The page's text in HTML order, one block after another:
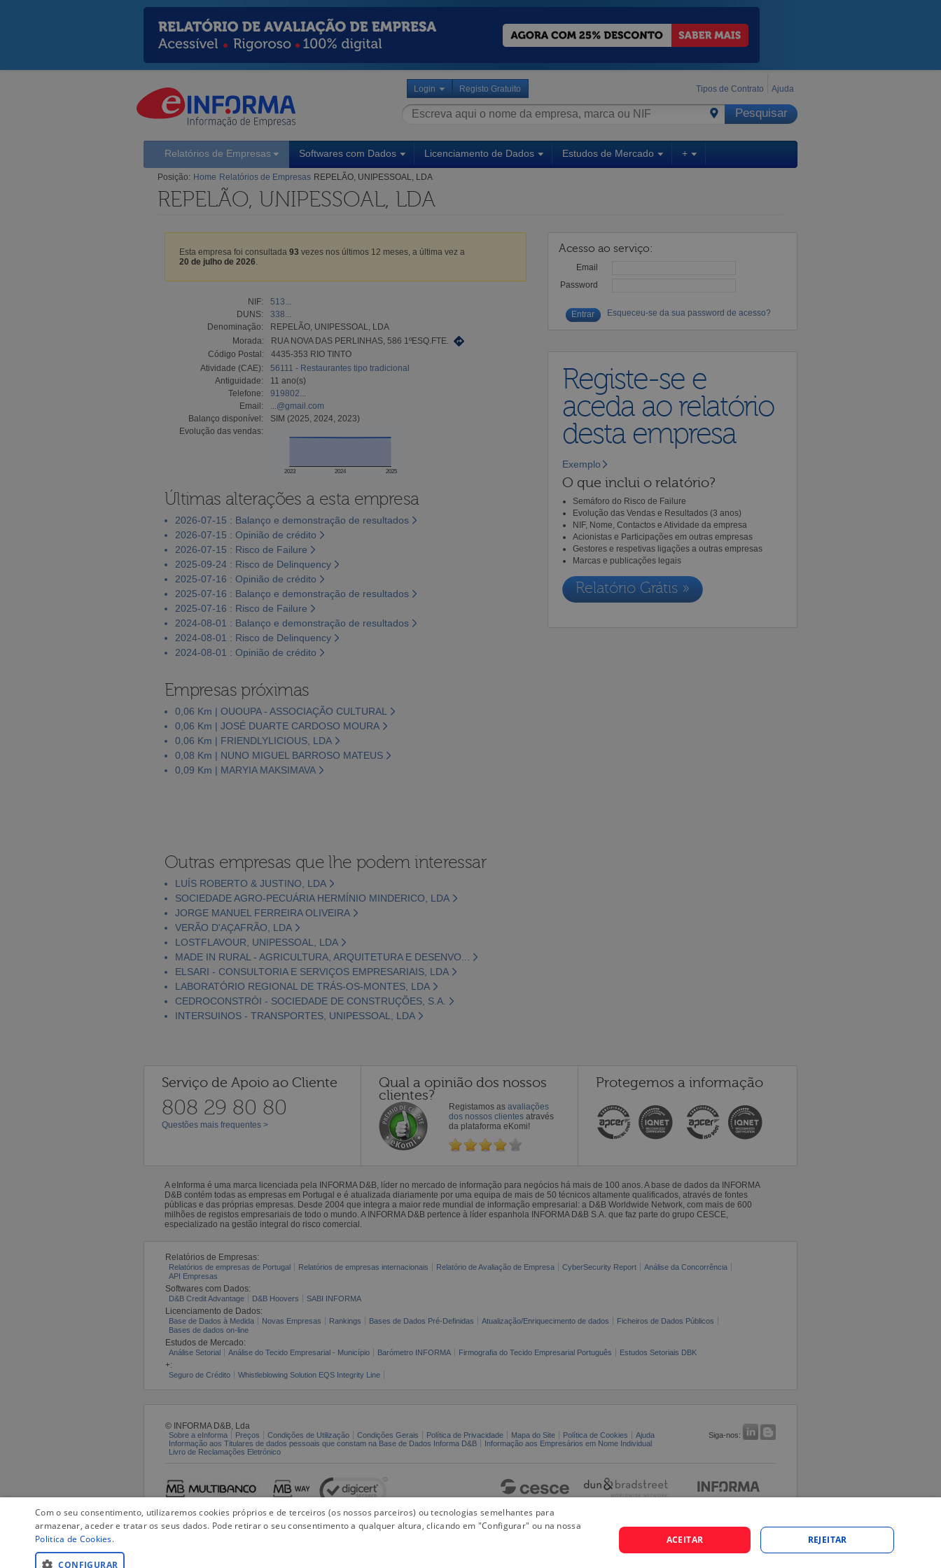
Login Registo Gratuito Tipos de Contrato Ajuda
Relatórios de Empresas Softwares com Dados Licenciamento de Dados Estudos de Mercado +
Posição: Home Relatórios de Empresas REPELÃO, UNIPESSOAL, LDA
REPELÃO, UNIPESSOAL, LDA
Esta empresa foi consultada 93 vezes nos últimos 12 meses, a última vez a
20 de julho de 2026
NIF:
513...
DUNS:
338...
Denominação:
REPELÃO, UNIPESSOAL, LDA
Morada:
RUA NOVA DAS PERLINHAS, 586 1ºESQ.FTE.
Código Postal:
4435-353 RIO TINTO
Atividade (CAE):
56111 - Restaurantes tipo tradicional
Antiguidade:
11 ano(s)
Telefone:
919802...
Email:
...@gmail.com
Balanço disponível:
SIM (2025, 2024, 2023)
Evolução das vendas:
2023 2024 2025
Últimas alterações a esta empresa
2026-07-15 : Balanço e demonstração de resultados
2026-07-15 : Opinião de crédito
2026-07-15 : Risco de Failure
2025-09-24 : Risco de Delinquency
2025-07-16 : Opinião de crédito
2025-07-16 : Balanço e demonstração de resultados
2025-07-16 : Risco de Failure
2024-08-01 : Balanço e demonstração de resultados
2024-08-01 : Risco de Delinquency
2024-08-01 : Opinião de crédito
Empresas próximas
0,06 Km | OUOUPA - ASSOCIAÇÃO CULTURAL
0,06 Km | JOSÉ DUARTE CARDOSO MOURA
0,06 Km | FRIENDLYLICIOUS, LDA
0,08 Km | NUNO MIGUEL BARROSO MATEUS
0,09 Km | MARYIA MAKSIMAVA
Acesso ao serviço:
Email
Password
Esqueceu-se da sua password de acesso?
Registe-se e
aceda ao relatório
desta empresa
Exemplo
O que inclui o relatório?
Semáforo do Risco de Failure
Evolução das Vendas e Resultados (3 anos)
NIF, Nome, Contactos e Atividade da empresa
Acionistas e Participações em outras empresas
Gestores e respetivas ligações a outras empresas
Marcas e publicações legais
Relatório Grátis »
Outras empresas que lhe podem interessar
LUÍS ROBERTO & JUSTINO, LDA
SOCIEDADE AGRO-PECUÁRIA HERMÍNIO MINDERICO, LDA
JORGE MANUEL FERREIRA OLIVEIRA
VERÃO D'AÇAFRÃO, LDA
LOSTFLAVOUR, UNIPESSOAL, LDA
MADE IN RURAL - AGRICULTURA, ARQUITETURA E DESENVO...
ELSARI - CONSULTORIA E SERVIÇOS EMPRESARIAIS, LDA
LABORATÓRIO REGIONAL DE TRÁS-OS-MONTES, LDA
CEDROCONSTRÓI - SOCIEDADE DE CONSTRUÇÕES, S.A.
INTERSUINOS - TRANSPORTES, UNIPESSOAL, LDA
Serviço de Apoio ao Cliente
808 29 80 80
Questões mais frequentes >
Qual a opinião dos nossos
clientes?
Registamos as avaliações
dos nossos clientes através
da plataforma eKomi!
Protegemos a informação
A eInforma é uma marca licenciada pela INFORMA D&B, líder no mercado de informação para negócios há mais de 100 anos. A base de dados da INFORMA
D&B contém todas as empresas em Portugal e é atualizada diariamente por uma equipa de mais de 50 técnicos altamente qualificados, através de fontes
públicas e das próprias empresas. Desde 2004 que integra a maior rede mundial de informação empresarial: a D&B Worldwide Network, com mais de 600
milhões de registos empresariais de todo o mundo. A INFORMA D&B pertence à líder espanhola INFORMA D&B S.A. que faz parte do grupo CESCE,
especializado na gestão integral do risco comercial.
Relatórios de Empresas:
Relatórios de empresas de Portugal Relatórios de empresas internacionais Relatório de Avaliação de Empresa CyberSecurity Report
Análise da Concorrência
API Empresas
Softwares com Dados:
D&B Credit Advantage D&B Hoovers SABI INFORMA
Licenciamento de Dados:
Base de Dados à Medida Novas Empresas Rankings Bases de Dados Pré-Definidas Atualização/Enriquecimento de dados
Ficheiros de Dados Públicos
Bases de dados on-line
Estudos de Mercado:
Análise Setorial Análise do Tecido Empresarial - Município Barómetro INFORMA Firmografia do Tecido Empresarial Português Estudos Setoriais DBK
+:
Seguro de Crédito Whistleblowing Solution EQS Integrity Line
© INFORMA D&B, Lda
Sobre a eInforma Preços Condições de Utilização Condições Gerais Política de Privacidade Mapa do Site Política de Cookies Ajuda
Siga-nos:
Informação aos Titulares de dados pessoais que constam na Base de Dados Informa D&B
Informação aos Empresários em Nome Individual
Livro de Reclamações Eletrónico
Com o seu consentimento, utilizaremos cookies próprios e de terceiros (os nossos parceiros) ou tecnologias semelhantes para
armazenar, aceder e tratar os seus dados. Pode retirar o seu consentimento a qualquer altura, clicando em "Configurar" ou na nossa
Politica de Cookies.
CONFIGURAR
ACEITAR REJEITAR